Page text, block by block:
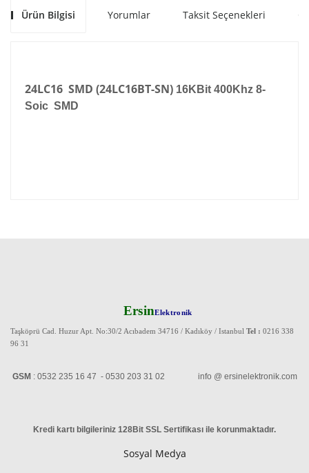
Ürün Bilgisi Yorumlar Taksit Seçenekleri
24LC16 SMD (24LC16BT-SN) 16KBit 400Khz 8-
Soic SMD
ErsinElektronik
Taşköprü Cad. Huzur Apt. No:30/2 Acıbadem 34716 / Kadıköy / Istanbul Tel : 0216 338
96 31
GSM : 0532 235 16 47 - 0530 203 31 02 info @ ersinelektronik.com
Kredi kartı bilgileriniz 128Bit SSL Sertifikası ile korunmaktadır.
Sosyal Medya